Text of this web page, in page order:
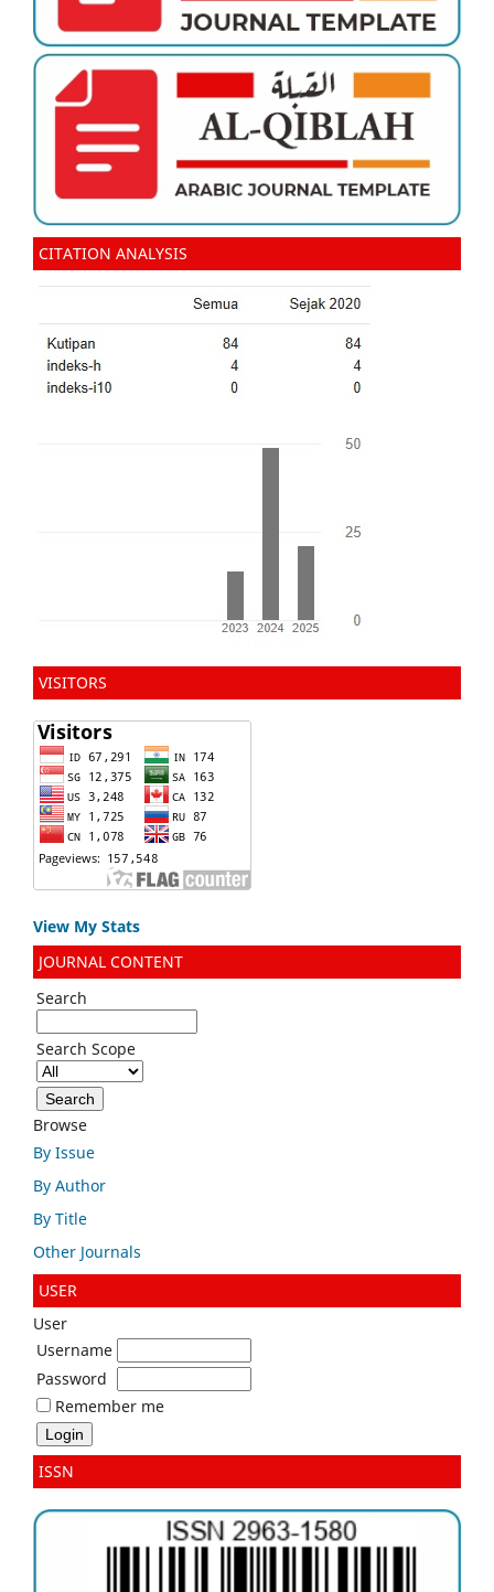
CITATION ANALYSIS
VISITORS
View My Stats
JOURNAL CONTENT
Search
Search Scope
Browse
By Issue
By Author
By Title
Other Journals
USER
User
Username
Password
Remember me
ISSN